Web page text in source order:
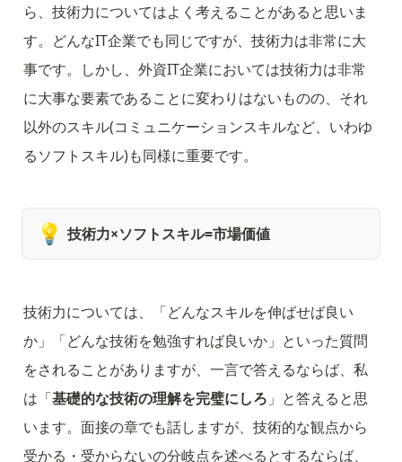
ら、技術力についてはよく考えることがあると思いま
す。どんなIT企業でも同じですが、技術力は非常に大
事です。しかし、外資IT企業においては技術力は非常
に大事な要素であることに変わりはないものの、それ
以外のスキル(コミュニケーションスキルなど、いわゆ
るソフトスキル)も同様に重要です。
💡 技術力×ソフトスキル=市場価値
技術力については、「どんなスキルを伸ばせば良い
か」「どんな技術を勉強すれば良いか」といった質問
をされることがありますが、一言で答えるならば、私
は「基礎的な技術の理解を完璧にしろ 」と答えると思
います。面接の章でも話しますが、技術的な観点から
受かる・受からないの分岐点を述べるとするならば、